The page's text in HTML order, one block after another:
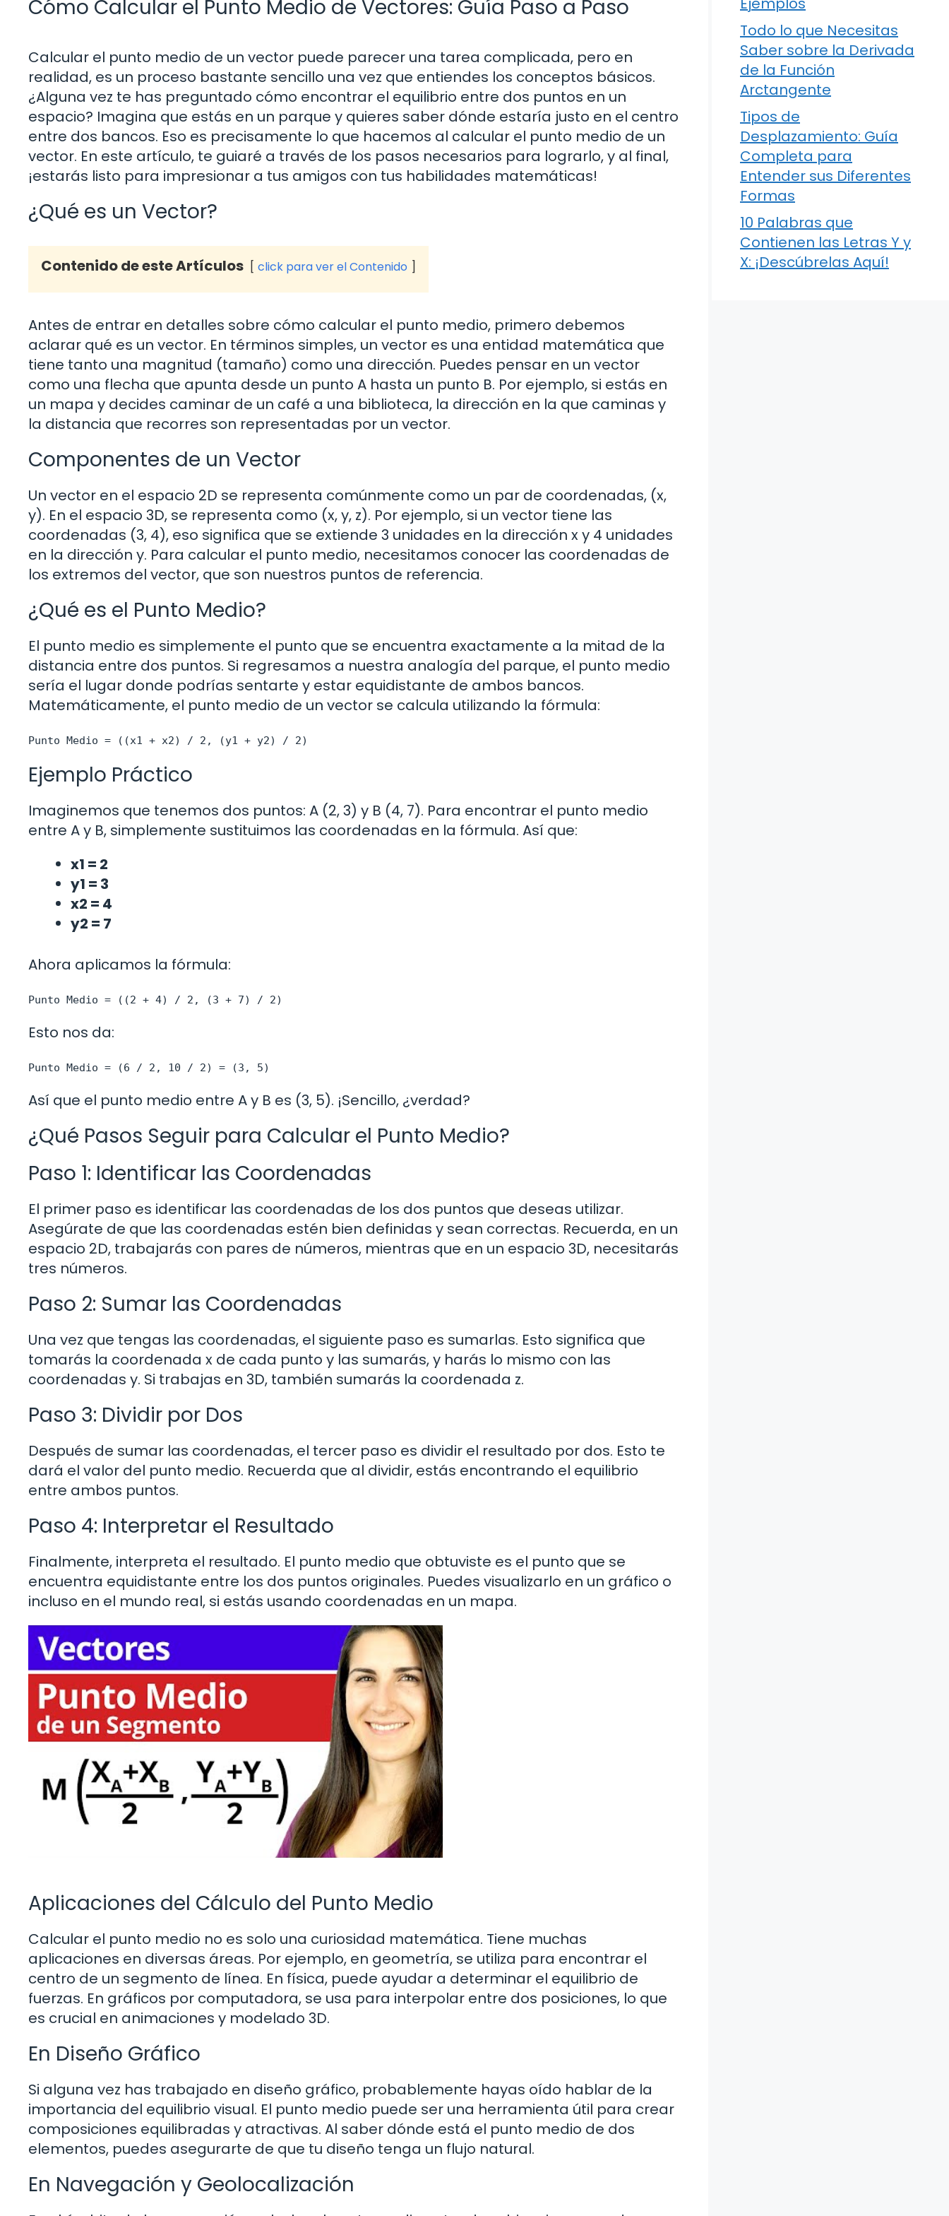
Cómo Calcular el Punto Medio de Vectores: Guía Paso a Paso
Calcular el punto medio de un vector puede parecer una tarea complicada, pero en
realidad, es un proceso bastante sencillo una vez que entiendes los conceptos básicos.
¿Alguna vez te has preguntado cómo encontrar el equilibrio entre dos puntos en un
espacio? Imagina que estás en un parque y quieres saber dónde estaría justo en el centro
entre dos bancos. Eso es precisamente lo que hacemos al calcular el punto medio de un
vector. En este artículo, te guiaré a través de los pasos necesarios para lograrlo, y al final,
¡estarás listo para impresionar a tus amigos con tus habilidades matemáticas!
¿Qué es un Vector?
Contenido de este Artículos click para ver el Contenido
Antes de entrar en detalles sobre cómo calcular el punto medio, primero debemos
aclarar qué es un vector. En términos simples, un vector es una entidad matemática que
tiene tanto una magnitud (tamaño) como una dirección. Puedes pensar en un vector
como una flecha que apunta desde un punto A hasta un punto B. Por ejemplo, si estás en
un mapa y decides caminar de un café a una biblioteca, la dirección en la que caminas y
la distancia que recorres son representadas por un vector.
Componentes de un Vector
Un vector en el espacio 2D se representa comúnmente como un par de coordenadas, (x,
y). En el espacio 3D, se representa como (x, y, z). Por ejemplo, si un vector tiene las
coordenadas (3, 4), eso significa que se extiende 3 unidades en la dirección x y 4 unidades
en la dirección y. Para calcular el punto medio, necesitamos conocer las coordenadas de
los extremos del vector, que son nuestros puntos de referencia.
¿Qué es el Punto Medio?
El punto medio es simplemente el punto que se encuentra exactamente a la mitad de la
distancia entre dos puntos. Si regresamos a nuestra analogía del parque, el punto medio
sería el lugar donde podrías sentarte y estar equidistante de ambos bancos.
Matemáticamente, el punto medio de un vector se calcula utilizando la fórmula:
Punto Medio = ((x1 + x2) / 2, (y1 + y2) / 2)
Ejemplo Práctico
Imaginemos que tenemos dos puntos: A (2, 3) y B (4, 7). Para encontrar el punto medio
entre A y B, simplemente sustituimos las coordenadas en la fórmula. Así que:
x1 = 2
y1 = 3
x2 = 4
y2 = 7
Ahora aplicamos la fórmula:
Punto Medio = ((2 + 4) / 2, (3 + 7) / 2)
Esto nos da:
Punto Medio = (6 / 2, 10 / 2) = (3, 5)
Así que el punto medio entre A y B es (3, 5). ¡Sencillo, ¿verdad?
¿Qué Pasos Seguir para Calcular el Punto Medio?
Paso 1: Identificar las Coordenadas
El primer paso es identificar las coordenadas de los dos puntos que deseas utilizar.
Asegúrate de que las coordenadas estén bien definidas y sean correctas. Recuerda, en un
espacio 2D, trabajarás con pares de números, mientras que en un espacio 3D, necesitarás
tres números.
Paso 2: Sumar las Coordenadas
Una vez que tengas las coordenadas, el siguiente paso es sumarlas. Esto significa que
tomarás la coordenada x de cada punto y las sumarás, y harás lo mismo con las
coordenadas y. Si trabajas en 3D, también sumarás la coordenada z.
Paso 3: Dividir por Dos
Después de sumar las coordenadas, el tercer paso es dividir el resultado por dos. Esto te
dará el valor del punto medio. Recuerda que al dividir, estás encontrando el equilibrio
entre ambos puntos.
Paso 4: Interpretar el Resultado
Finalmente, interpreta el resultado. El punto medio que obtuviste es el punto que se
encuentra equidistante entre los dos puntos originales. Puedes visualizarlo en un gráfico o
incluso en el mundo real, si estás usando coordenadas en un mapa.
Aplicaciones del Cálculo del Punto Medio
Calcular el punto medio no es solo una curiosidad matemática. Tiene muchas
aplicaciones en diversas áreas. Por ejemplo, en geometría, se utiliza para encontrar el
centro de un segmento de línea. En física, puede ayudar a determinar el equilibrio de
fuerzas. En gráficos por computadora, se usa para interpolar entre dos posiciones, lo que
es crucial en animaciones y modelado 3D.
En Diseño Gráfico
Si alguna vez has trabajado en diseño gráfico, probablemente hayas oído hablar de la
importancia del equilibrio visual. El punto medio puede ser una herramienta útil para crear
composiciones equilibradas y atractivas. Al saber dónde está el punto medio de dos
elementos, puedes asegurarte de que tu diseño tenga un flujo natural.
En Navegación y Geolocalización
Todo lo que Necesitas
Saber sobre la Derivada
de la Función
Arctangente
Tipos de
Desplazamiento: Guía
Completa para
Entender sus Diferentes
Formas
10 Palabras que
Contienen las Letras Y y
X: ¡Descúbrelas Aquí!